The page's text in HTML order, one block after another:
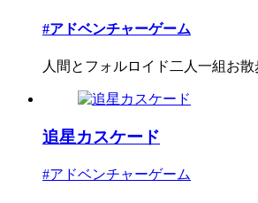
#アドベンチャーゲーム
人間とフォルロイド二人一組お
追星カスケード
#アドベンチャーゲーム